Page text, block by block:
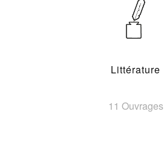
Littérature
11 Ouvrages